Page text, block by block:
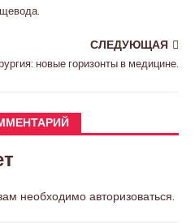
СЛЕДУЮЩАЯ
новые горизонты в медицине.
необходимо авторизоваться.